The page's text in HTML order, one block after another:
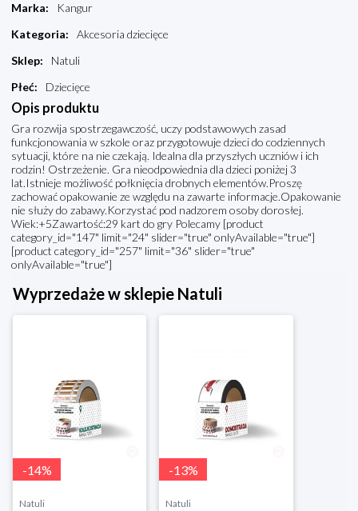
Marka:
Kangur
Kategoria:
Akcesoria dziecięce
Sklep:
Natuli
Płeć: Dziecięce
Opis produktu
Gra rozwija spostrzegawczość, uczy podstawowych zasad
funkcjonowania w szkole oraz przygotowuje dzieci do codziennych
sytuacji, które na nie czekają. Idealna dla przyszłych uczniów i ich
rodzin! Ostrzeżenie. Gra nieodpowiednia dla dzieci poniżej 3
lat.Istnieje możliwość połknięcia drobnych elementów.Proszę
zachować opakowanie ze względu na zawarte informacje.Opakowanie
nie służy do zabawy.Korzystać pod nadzorem osoby dorosłej.
Wiek:+5Zawartość:29 kart do gry Polecamy [product
category_id="147" limit="24" slider="true" onlyAvailable="true"]
[product category_id="257" limit="36" slider="true"
onlyAvailable="true"]
Wyprzedaże w sklepie Natuli
-14%
Natuli
-13%
Natuli